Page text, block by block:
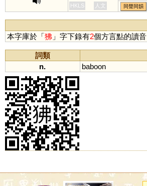
HKLS
人文 同聲同韻
本字庫於「狒」字下錄有2個方言點的讀音
詞類
n.
baboon